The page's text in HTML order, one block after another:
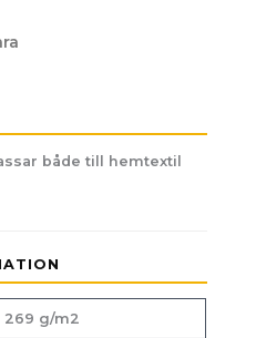
både till hemtextil
269 g/m2